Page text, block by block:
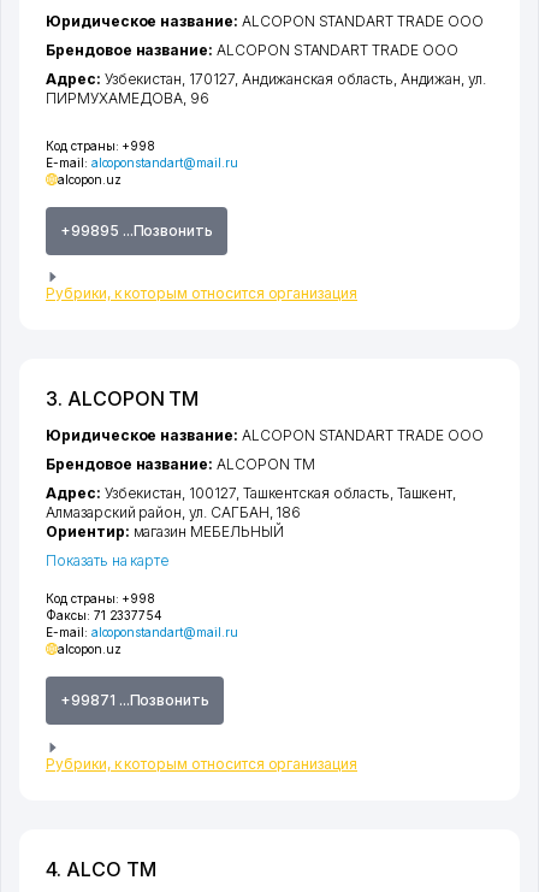
Код страны: +998
E-mail: alcoponstandart@mail.ru
alcopon.uz
+99895 ...Позвонить
Рубрики, к которым относится организация
Юридическое название: ALCOPON STANDART TRADE ООО
Брендовое название: ALCOPON STANDART TRADE ООО
Адрес: Узбекистан, 170127, Андижанская область, Андижан,ул.
ПИРМУХАМЕДОВА, 96
3. ALCOPON ТМ
Код страны: +998
Факсы: 71 2337754
E-mail: alcoponstandart@mail.ru
alcopon.uz
+99871 ...Позвонить
Рубрики, к которым относится организация
Юридическое название: ALCOPON STANDART TRADE ООО
Брендовое название: ALCOPON ТМ
Адрес: Узбекистан, 100127, Ташкентская область, Ташкент,
Алмазарский район,ул. САГБАН, 186
Ориентир: магазин МЕБЕЛЬНЫЙ
Показать на карте
4. ALCO ТМ